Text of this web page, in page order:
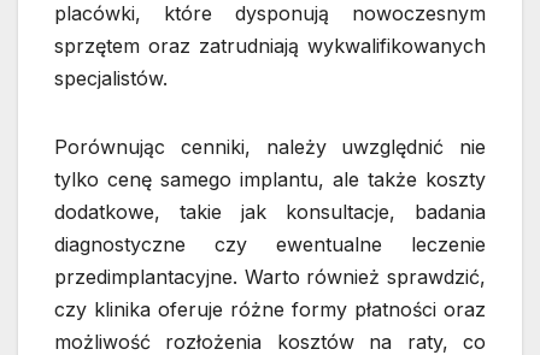
placówki, które dysponują nowoczesnym
sprzętem oraz zatrudniają wykwalifikowanych
specjalistów.
Porównując cenniki, należy uwzględnić nie
tylko cenę samego implantu, ale także koszty
dodatkowe, takie jak konsultacje, badania
diagnostyczne czy ewentualne leczenie
przedimplantacyjne. Warto również sprawdzić,
czy klinika oferuje różne formy płatności oraz
możliwość rozłożenia kosztów na raty, co